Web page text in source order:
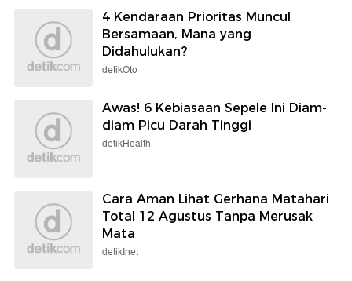
4 Kendaraan Prioritas Muncul
Bersamaan, Mana yang
Didahulukan?
detikOto
Awas! 6 Kebiasaan Sepele Ini Diam-
diam Picu Darah Tinggi
detikHealth
Cara Aman Lihat Gerhana Matahari
Total 12 Agustus Tanpa Merusak
Mata
detikInet